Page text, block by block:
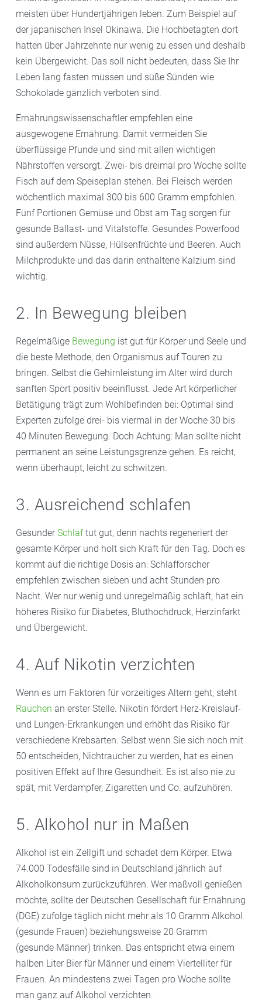
meisten über Hundertjährigen leben. Zum Beispiel auf
der japanischen Insel Okinawa. Die Hochbetagten dort
hatten über Jahrzehnte nur wenig zu essen und deshalb
kein Übergewicht. Das soll nicht bedeuten, dass Sie Ihr
Leben lang fasten müssen und süße Sünden wie
Schokolade gänzlich verboten sind.
Ernährungswissenschaftler empfehlen eine
ausgewogene Ernährung. Damit vermeiden Sie
überflüssige Pfunde und sind mit allen wichtigen
Nährstoffen versorgt. Zwei- bis dreimal pro Woche sollte
Fisch auf dem Speiseplan stehen. Bei Fleisch werden
wöchentlich maximal 300 bis 600 Gramm empfohlen.
Fünf Portionen Gemüse und Obst am Tag sorgen für
gesunde Ballast- und Vitalstoffe. Gesundes Powerfood
sind außerdem Nüsse, Hülsenfrüchte und Beeren. Auch
Milchprodukte und das darin enthaltene Kalzium sind
wichtig.
2. In Bewegung bleiben
Regelmäßige Bewegung ist gut für Körper und Seele und
die beste Methode, den Organismus auf Touren zu
bringen. Selbst die Gehirnleistung im Alter wird durch
sanften Sport positiv beeinflusst. Jede Art körperlicher
Betätigung trägt zum Wohlbefinden bei: Optimal sind
Experten zufolge drei- bis viermal in der Woche 30 bis
40 Minuten Bewegung. Doch Achtung: Man sollte nicht
permanent an seine Leistungsgrenze gehen. Es reicht,
wenn überhaupt, leicht zu schwitzen.
3. Ausreichend schlafen
Gesunder Schlaftut gut, denn nachts regeneriert der
gesamte Körper und holt sich Kraft für den Tag. Doch es
kommt auf die richtige Dosis an: Schlafforscher
empfehlen zwischen sieben und acht Stunden pro
Nacht. Wer nur wenig und unregelmäßig schläft, hat ein
höheres Risiko für Diabetes, Bluthochdruck, Herzinfarkt
und Übergewicht.
4. Auf Nikotin verzichten
Wenn es um Faktoren für vorzeitiges Altern geht, steht
Rauchen an erster Stelle. Nikotin fördert Herz-Kreislauf-
und Lungen-Erkrankungen und erhöht das Risiko für
verschiedene Krebsarten. Selbst wenn Sie sich noch mit
50 entscheiden, Nichtraucher zu werden, hat es einen
positiven Effekt auf Ihre Gesundheit. Es ist also nie zu
spät, mit Verdampfer, Zigaretten und Co. aufzuhören.
5. Alkohol nur in Maßen
Alkohol ist ein Zellgift und schadet dem Körper. Etwa
74.000 Todesfälle sind in Deutschland jährlich auf
Alkoholkonsum zurückzuführen. Wer maßvoll genießen
möchte, sollte der Deutschen Gesellschaft für Ernährung
(DGE) zufolge täglich nicht mehr als 10 Gramm Alkohol
(gesunde Frauen) beziehungsweise 20 Gramm
(gesunde Männer) trinken. Das entspricht etwa einem
halben Liter Bier für Männer und einem Viertelliter für
Frauen. An mindestens zwei Tagen pro Woche sollte
man ganz auf Alkohol verzichten.